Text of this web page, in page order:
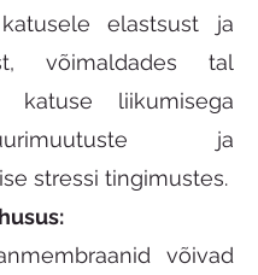
elastsust ja
võimaldades tal
katuse liikumisega
ja
stressi tingimustes.
võivad